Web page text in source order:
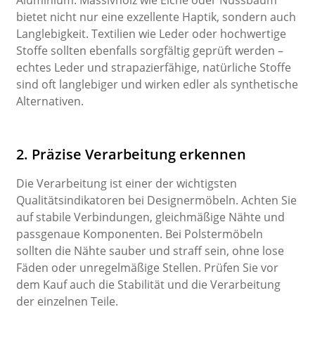
bietet nicht nur eine exzellente Haptik, sondern auch
Langlebigkeit. Textilien wie Leder oder hochwertige
Stoffe sollten ebenfalls sorgfältig geprüft werden –
echtes Leder und strapazierfähige, natürliche Stoffe
sind oft langlebiger und wirken edler als synthetische
Alternativen.
2. Präzise Verarbeitung erkennen
Die Verarbeitung ist einer der wichtigsten
Qualitätsindikatoren bei Designermöbeln. Achten Sie
auf stabile Verbindungen, gleichmäßige Nähte und
passgenaue Komponenten. Bei Polstermöbeln
sollten die Nähte sauber und straff sein, ohne lose
Fäden oder unregelmäßige Stellen. Prüfen Sie vor
dem Kauf auch die Stabilität und die Verarbeitung
der einzelnen Teile.